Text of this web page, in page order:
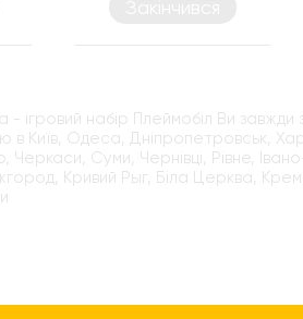
набір Плеймобіл Ви завжди
Київ, Одеса, Дніпропетровськ,
Суми, Чернівці, Рівне,
Кривий Рыг, Біла Церква,